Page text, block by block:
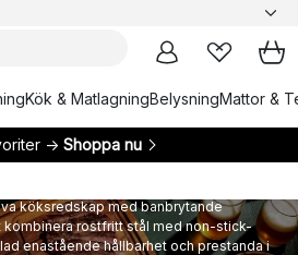
Kök & MatlagningBelysningMattor &
→ Shoppa nu
köksredskap med banbrytande
rostfritt stål med non-stick-
enastående hållbarhet och prestanda i